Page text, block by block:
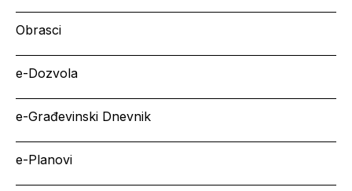
Obrasci
e-Dozvola
e-Građevinski Dnevnik
e-Planovi